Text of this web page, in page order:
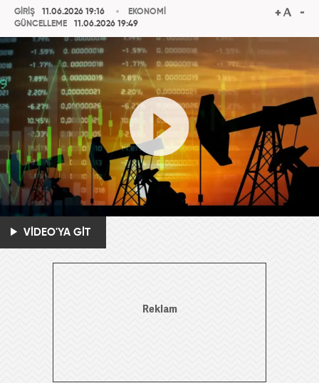
GİRİŞ
11.06.2026 19:16
GÜNCELLEME
11.06.2026 19:49
EKONOMİ
VİDEO'YA GİT